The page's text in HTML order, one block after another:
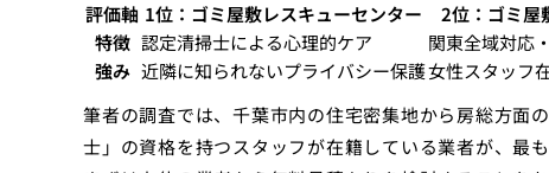
評価軸 1位：ゴミ屋敷レスキューセンター 2位：ゴミ屋
特徴 認定清掃士による心理的ケア 関東全域対応
強み 近隣に知られないプライバシー保護女性スタッフ
筆者の調査では、千葉市内の住宅密集地から房総方面
士」の資格を持つスタッフが在籍している業者が、最